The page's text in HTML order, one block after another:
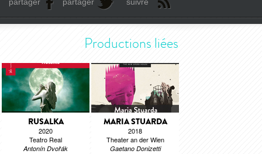
Productions liées
RUSALKA
2020
Teatro Real
Antonín Dvořák
MARIA STUARDA
2018
Theater an der Wien
Gaetano Donizetti